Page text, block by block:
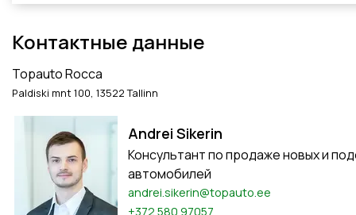
Контактные данные
Topauto Rocca
Paldiski mnt 100, 13522 Tallinn
Andrei Sikerin
Консультант по продаже новых и
автомобилей
andrei.sikerin@topauto.ee
+372 580 97057